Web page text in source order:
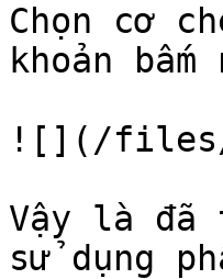
Chọn cơ
khoản
![](/files/-
Vậy là đã
sử dụng